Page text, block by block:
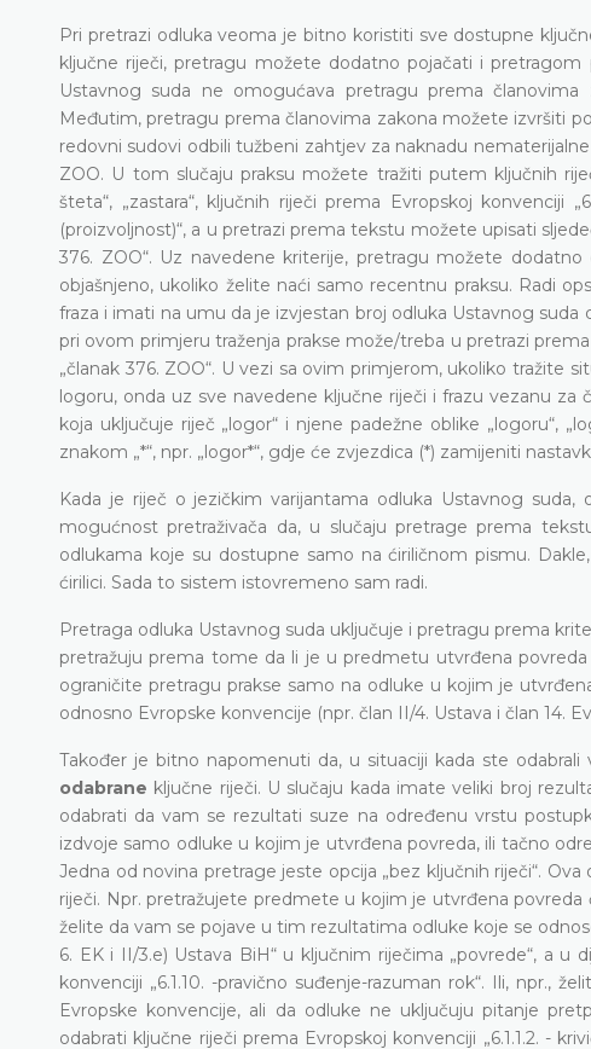
Pri pretrazi odluka veoma je bitno koristiti sve dostupne
ključne riječi, pretragu možete dodatno pojačati i
Ustavnog suda ne omogućava pretragu prema
Međutim, pretragu prema članovima zakona možete izvršiti
redovni sudovi odbili tužbeni zahtjev za naknadu
ZOO. U tom slučaju praksu možete tražiti putem ključnih
šteta“, „zastara“, ključnih riječi prema Evropskoj konvenciji
(proizvoljnost)“, a u pretrazi prema tekstu možete upisati
376. ZOO“. Uz navedene kriterije, pretragu možete
objašnjeno, ukoliko želite naći samo recentnu praksu. Radi
fraza i imati na umu da je izvjestan broj odluka Ustavnog
pri ovom primjeru traženja prakse može/treba u pretrazi
„članak 376. ZOO“. U vezi sa ovim primjerom, ukoliko tražite
logoru, onda uz sve navedene ključne riječi i frazu vezanu
koja uključuje riječ „logor“ i njene padežne oblike „logoru“,
znakom „*“, npr. „logor*“, gdje će zvjezdica (*) zamijeniti
Kada je riječ o jezičkim varijantama odluka Ustavnog
mogućnost pretraživača da, u slučaju pretrage prema
odlukama koje su dostupne samo na ćiriličnom pismu.
ćirilici. Sada to sistem istovremeno sam radi.
Pretraga odluka Ustavnog suda uključuje i pretragu prema
pretražuju prema tome da li je u predmetu utvrđena
ograničite pretragu prakse samo na odluke u kojim je
odnosno Evropske konvencije (npr. član II/4. Ustava i član 14.
Također je bitno napomenuti da, u situaciji kada ste
odabrane ključne riječi. U slučaju kada imate veliki broj
odabrati da vam se rezultati suze na određenu vrstu
izdvoje samo odluke u kojim je utvrđena povreda, ili tačno
Jedna od novina pretrage jeste opcija „bez ključnih riječi“.
riječi. Npr. pretražujete predmete u kojim je utvrđena povreda
želite da vam se pojave u tim rezultatima odluke koje se
6. EK i II/3.e) Ustava BiH“ u ključnim riječima „povrede“, a u
konvenciji „6.1.10. -pravično suđenje-razuman rok“. Ili, npr.,
Evropske konvencije, ali da odluke ne uključuju pitanje
odabrati ključne riječi prema Evropskoj konvenciji „6.1.1.2. -